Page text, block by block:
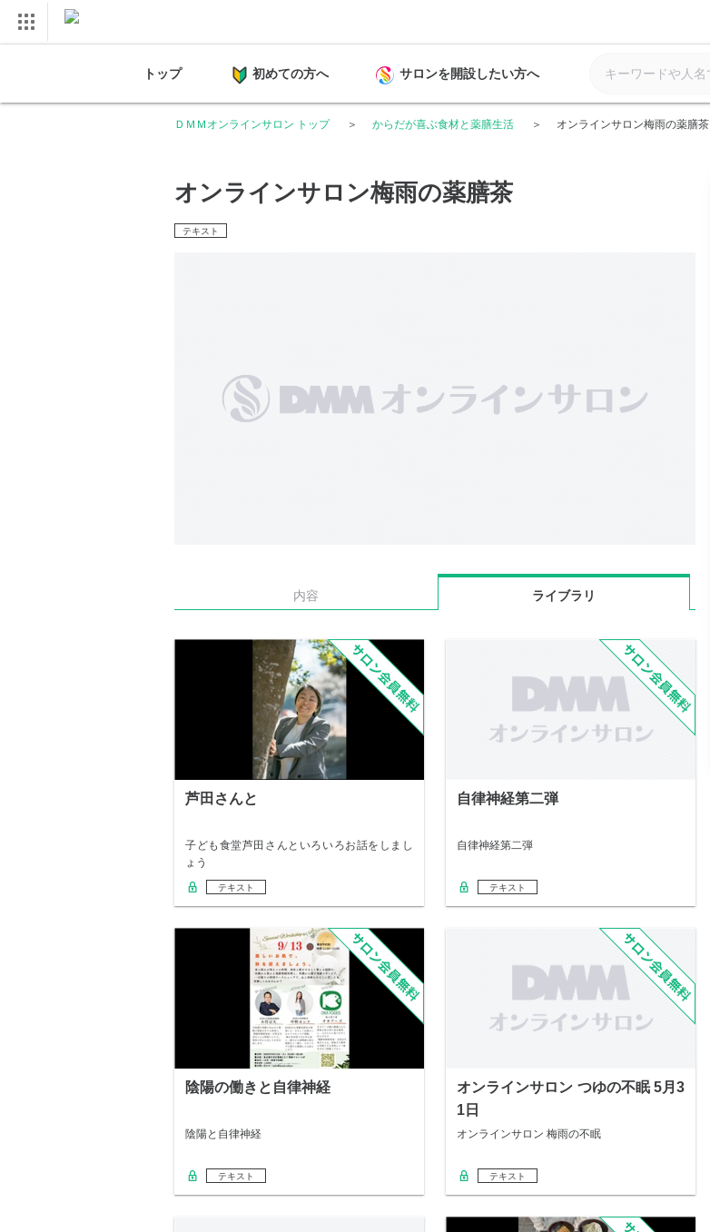
トップ 初めての方へ サロンを開設したい方へ
ＤＭＭオンラインサロン トップ からだが喜ぶ食材と薬膳生活 オンラインサロン梅雨の薬膳茶
オンラインサロン梅雨の薬膳茶
テキスト
内容 ライブラリ
芦田さんと
子ども食堂芦田さんといろいろお話をしまし
ょう
テキスト
自律神経第二弾
自律神経第二弾
テキスト
陰陽の働きと自律神経
陰陽と自律神経
テキスト
オンラインサロン つゆの不眠 5月3
1日
オンラインサロン 梅雨の不眠
テキスト